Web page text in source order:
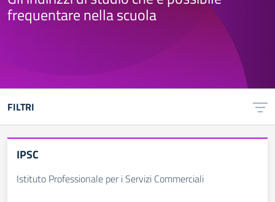
frequentare nella scuola
FILTRI
IPSC
Istituto Professionale per i Servizi Commerciali